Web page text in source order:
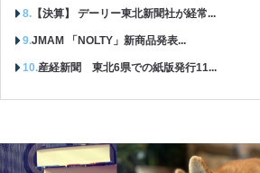
【決算】 デーリー東北新聞社が経常...
JMAM 「NOLTY」新商品発表...
産経新聞 東北6県での紙版発行11...